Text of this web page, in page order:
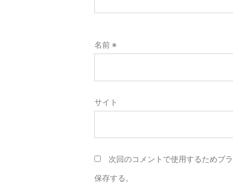
名前 ※
サイト
次回のコメントで使用するためブ
保存する。